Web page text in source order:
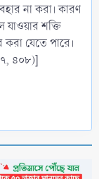
না করা। কারণ
যাওয়ার শক্তি
করা যেতে পারে।
৪০৮)]